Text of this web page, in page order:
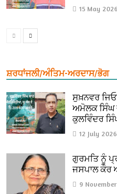
15 May 2026
ਸ਼ਰਧਾਂਜਲੀ/ਅੰਤਿਮ-ਅਰਦਾਸ/ਭੋਗ
ਸੁਖ਼ਨਵਰ
ਅਮੋਲਕ ਸਿੰਘ
ਕੁਲਵਿੰਦਰ
12 July 2026
ਗੁਰਮਤਿ ਨੂੰ
ਜਸਪਾਲ ਕੌਰ
9